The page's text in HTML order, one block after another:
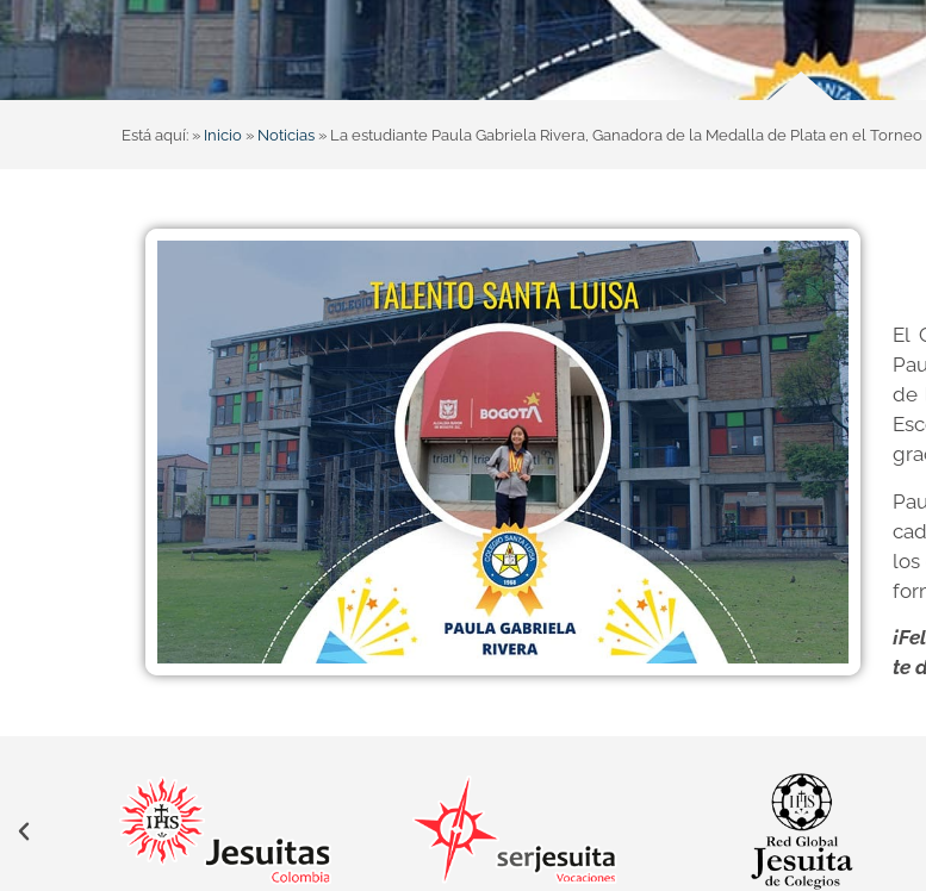
Está aquí: » Inicio » Noticias » La estudiante Paula Gabriela Rivera, Ganadora de la Medalla de Plata en el
El
de
los
te